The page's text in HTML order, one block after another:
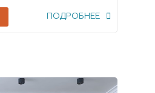
ПОДРОБНЕЕ